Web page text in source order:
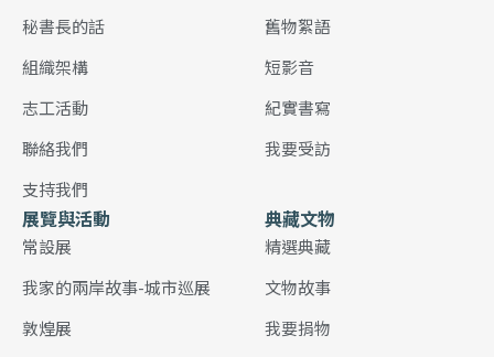
秘書長的話
組織架構
志工活動
聯絡我們
支持我們
舊物絮語
短影音
紀實書寫
我要受訪
展覽與活動
常設展
我家的兩岸故事-城市巡展
敦煌展
典藏文物
精選典藏
文物故事
我要捐物